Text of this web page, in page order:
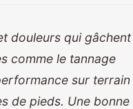
douleurs qui gâchent
comme le tannage
sur terrain
de pieds. Une bonne